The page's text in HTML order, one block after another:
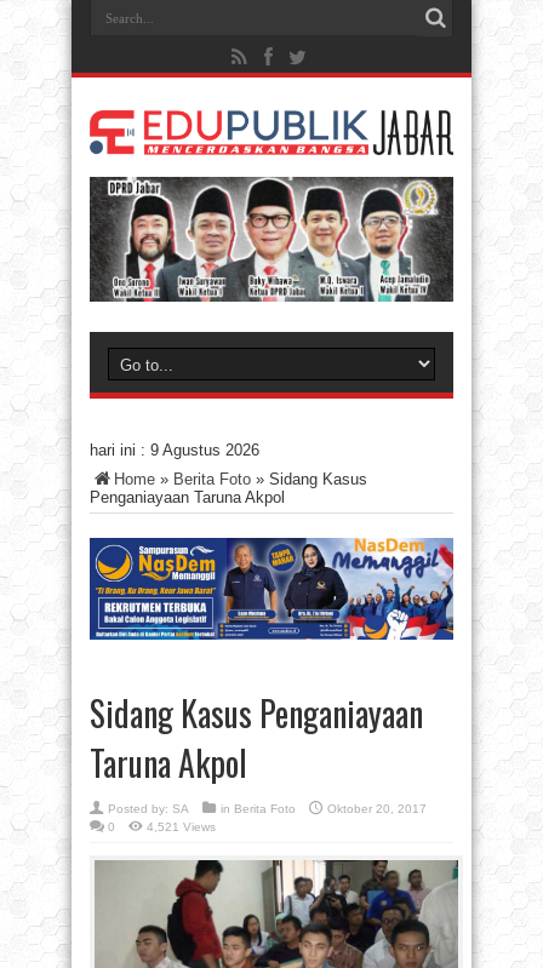
hari ini : 9 Agustus 2026
Home » Berita Foto » Sidang Kasus
Penganiayaan Taruna Akpol
Sidang Kasus Penganiayaan
Taruna Akpol
Posted by: SA in Berita Foto
Oktober 20, 2017
0
4,521 Views